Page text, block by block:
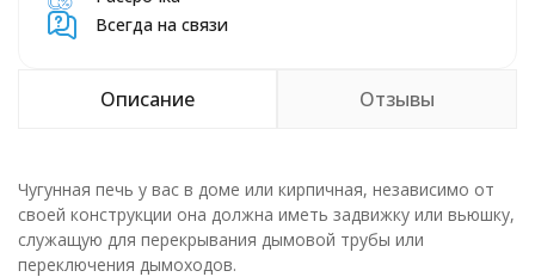
Всегда на связи
Описание Отзывы
Чугунная печь у вас в доме или кирпичная, независимо от
своей конструкции она должна иметь задвижку или вьюшку,
служащую для перекрывания дымовой трубы или
переключения дымоходов.